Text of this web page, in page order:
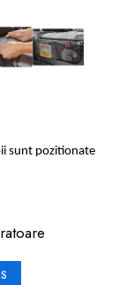
sunt pozitionate